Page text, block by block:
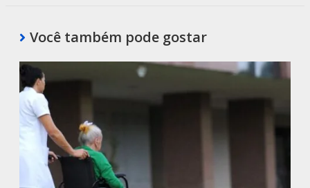
Você também pode gostar